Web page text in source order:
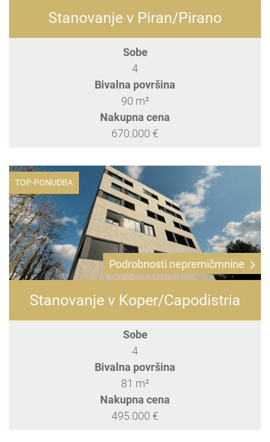
Stanovanje v Piran/Pirano
Sobe
4
Bivalna površina
90 m²
Nakupna cena
670.000 €
TOP-PONUDBA
Podrobnosti nepremičmnine
Stanovanje v Koper/Capodistria
Sobe
4
Bivalna površina
81 m²
Nakupna cena
495.000 €